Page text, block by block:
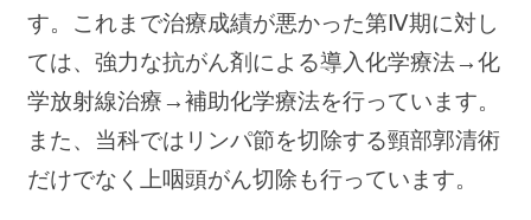
す。これまで治療成績が悪かった第Ⅳ期に対し
ては、強力な抗がん剤による導入化学療法→化
学放射線治療→補助化学療法を行っています。
また、当科ではリンパ節を切除する頸部郭清術
だけでなく上咽頭がん切除も行っています。